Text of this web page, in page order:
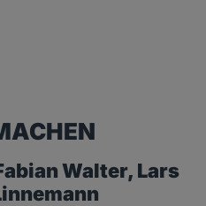
Walter, Lars